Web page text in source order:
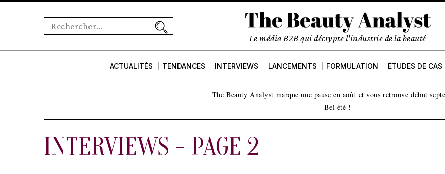
Le média B2B qui décrypte l'industrie de la beauté
ACTUALITÉS TENDANCES INTERVIEWS LANCEMENTS FORMULATION ÉTUDES DE CAS
The Beauty Analyst marque une pause en août et vous retrouve début
Bel été !
INTERVIEWS - PAGE 2